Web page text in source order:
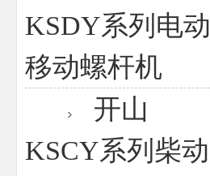
KSDY系列电动
移动螺杆机
开山
KSCY系列柴动